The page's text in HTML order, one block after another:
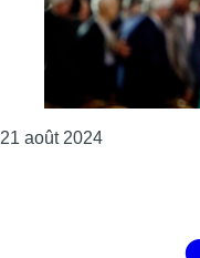
21 août 2024Consulter